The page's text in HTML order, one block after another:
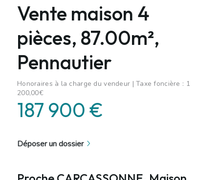
Vente maison 4
pièces, 87.00m²,
Pennautier
Honoraires à la charge du vendeur | Taxe foncière : 1
200,00€
187 900 €
Déposer un dossier